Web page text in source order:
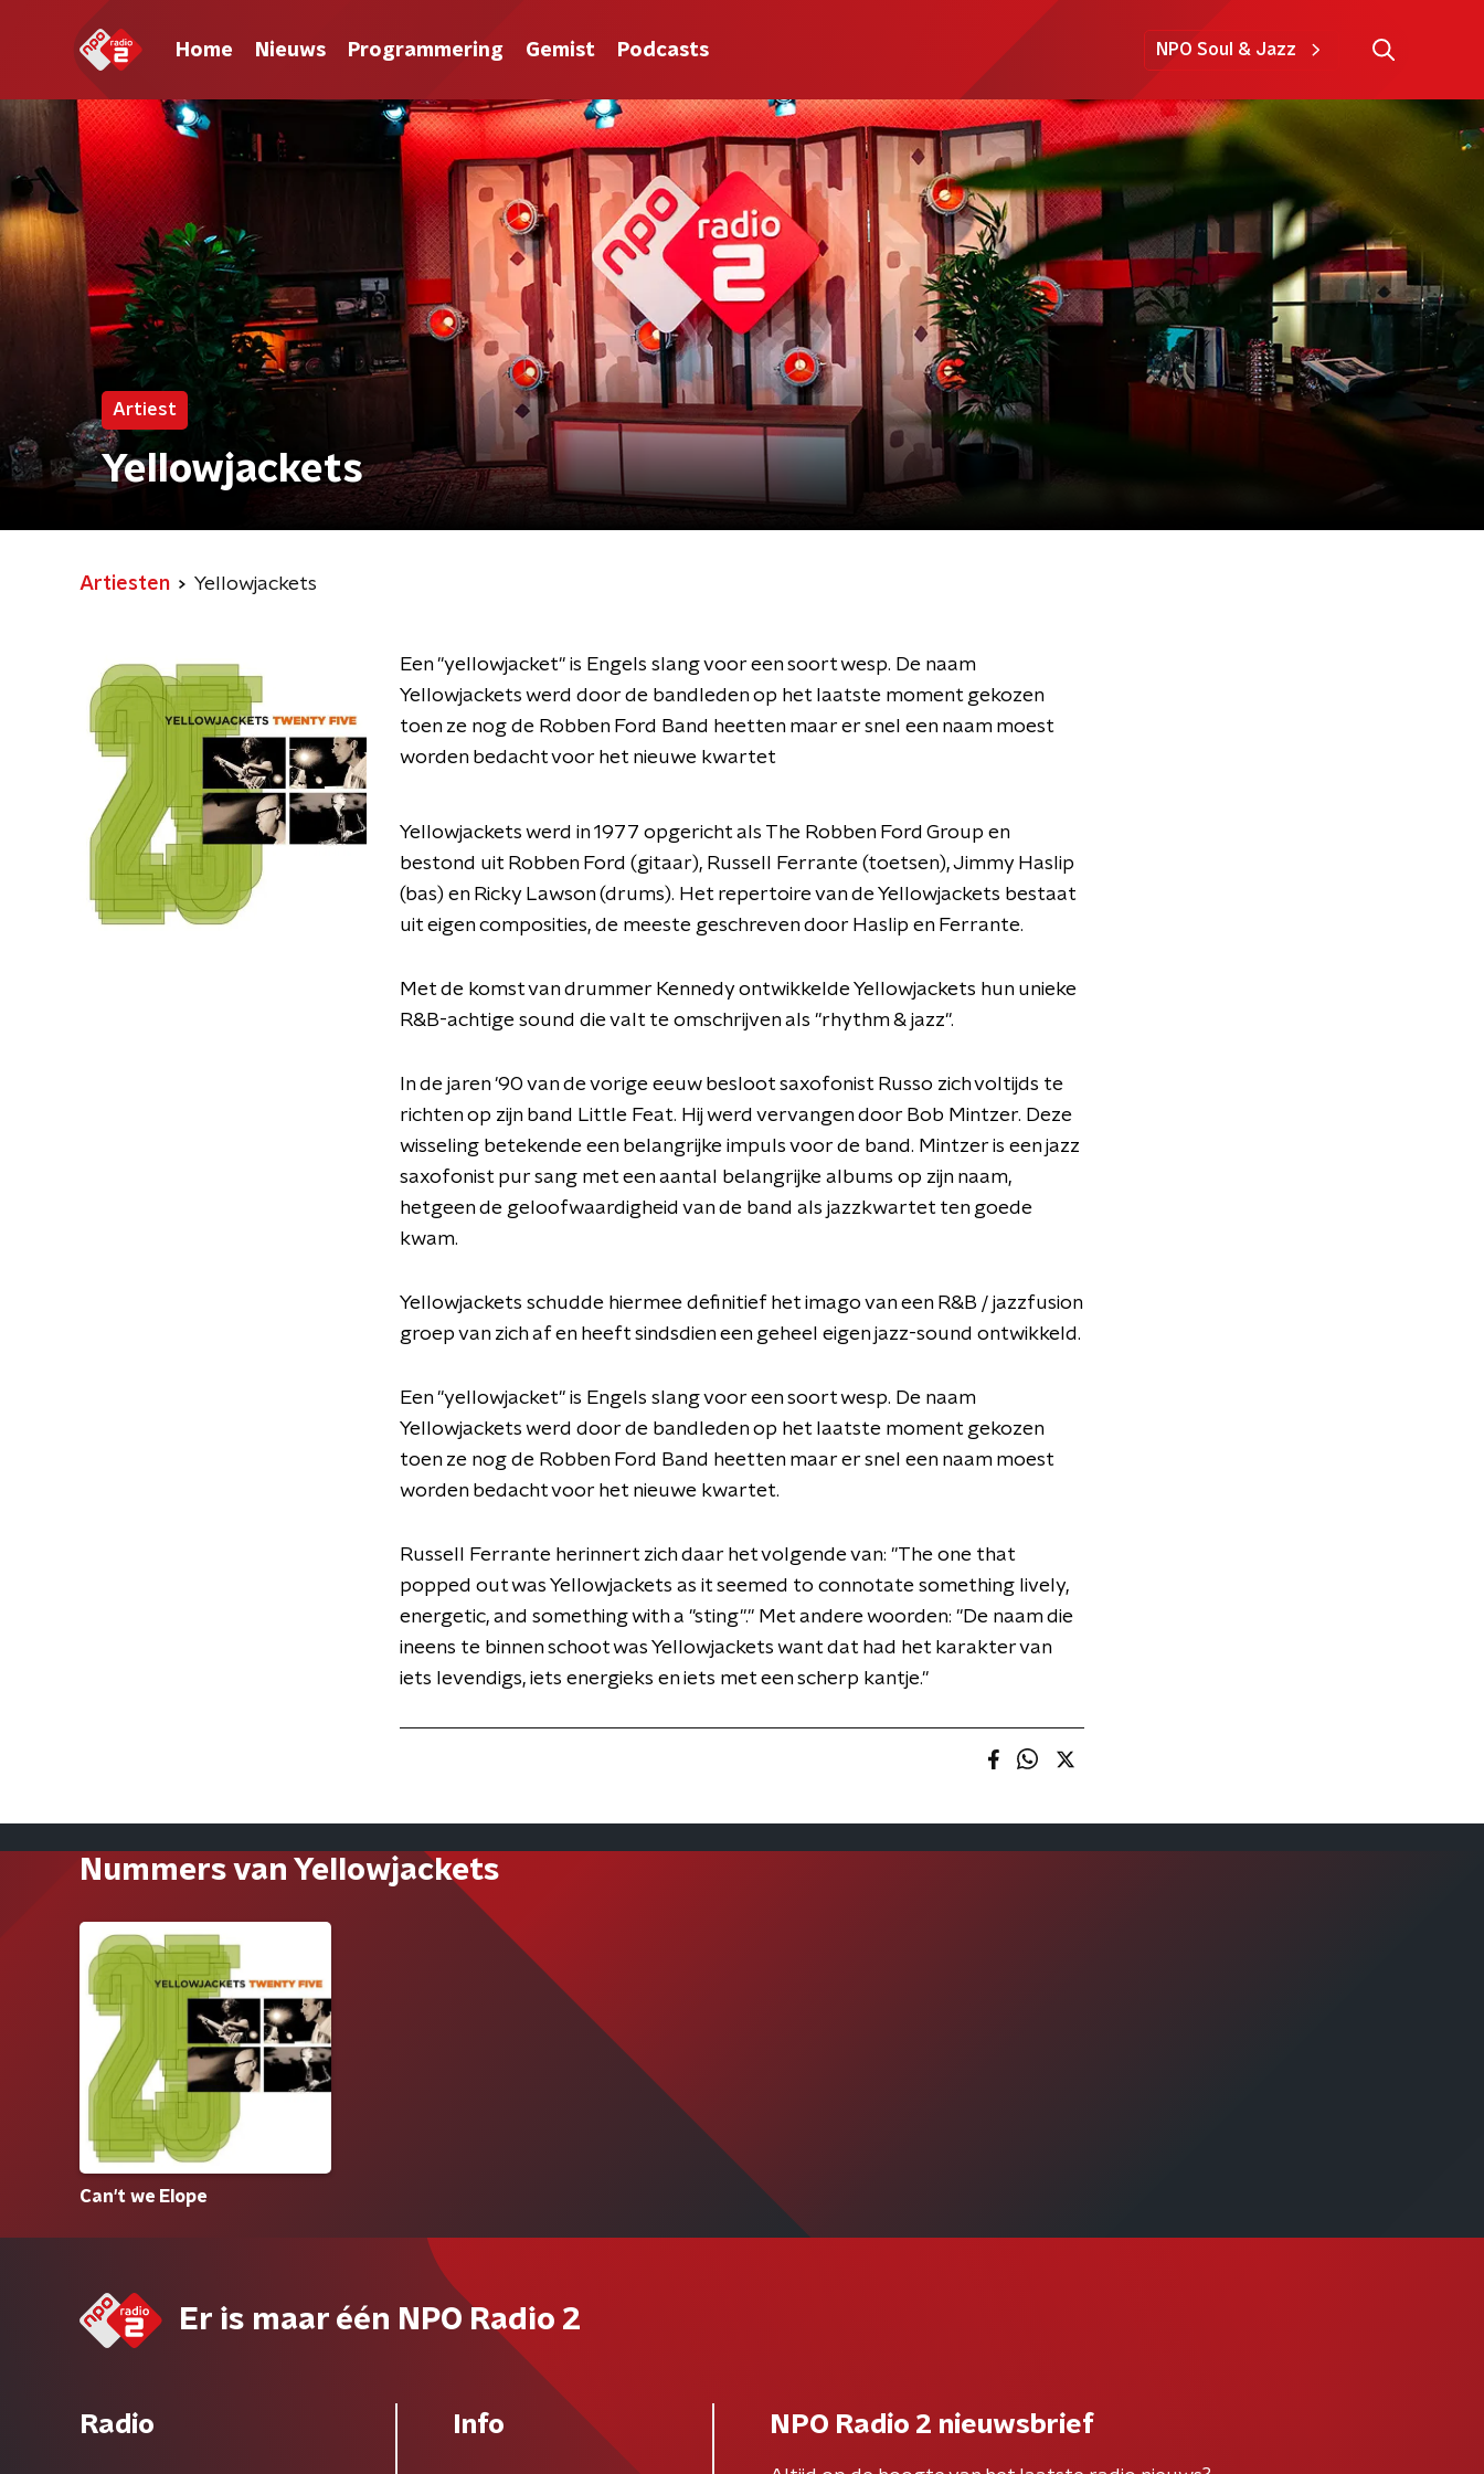
Home Nieuws Programmering Gemist Podcasts NPO Soul & Jazz
Artiest
Yellowjackets
Artiesten Yellowjackets
Een "yellowjacket" is Engels slang voor een soort wesp. De naam
Yellowjackets werd door de bandleden op het laatste moment gekozen
toen ze nog de Robben Ford Band heetten maar er snel een naam moest
worden bedacht voor het nieuwe kwartet
Yellowjackets werd in 1977 opgericht als The Robben Ford Group en
bestond uit Robben Ford (gitaar), Russell Ferrante (toetsen), Jimmy Haslip
(bas) en Ricky Lawson (drums). Het repertoire van de Yellowjackets bestaat
uit eigen composities, de meeste geschreven door Haslip en Ferrante.
Met de komst van drummer Kennedy ontwikkelde Yellowjackets hun unieke
R&B-achtige sound die valt te omschrijven als "rhythm & jazz".
In de jaren '90 van de vorige eeuw besloot saxofonist Russo zich voltijds te
richten op zijn band Little Feat. Hij werd vervangen door Bob Mintzer. Deze
wisseling betekende een belangrijke impuls voor de band. Mintzer is een jazz
saxofonist pur sang met een aantal belangrijke albums op zijn naam,
hetgeen de geloofwaardigheid van de band als jazzkwartet ten goede
kwam.
Yellowjackets schudde hiermee definitief het imago van een R&B / jazzfusion
groep van zich af en heeft sindsdien een geheel eigen jazz-sound ontwikkeld.
Een "yellowjacket" is Engels slang voor een soort wesp. De naam
Yellowjackets werd door de bandleden op het laatste moment gekozen
toen ze nog de Robben Ford Band heetten maar er snel een naam moest
worden bedacht voor het nieuwe kwartet.
Russell Ferrante herinnert zich daar het volgende van: "The one that
popped out was Yellowjackets as it seemed to connotate something lively,
energetic, and something with a "sting"." Met andere woorden: "De naam die
ineens te binnen schoot was Yellowjackets want dat had het karakter van
iets levendigs, iets energieks en iets met een scherp kantje."
Nummers van Yellowjackets
Can't we Elope
Er is maar één NPO Radio 2
Radio Info NPO Radio 2 nieuwsbrief